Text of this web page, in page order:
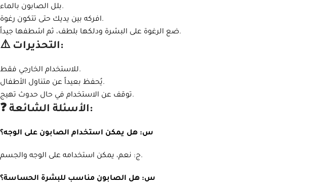
بلل الصابون بالماء.
افركه بين يديك حتى تتكون رغوة.
ضع الرغوة على البشرة ودلكها بلطف، ثم اشطفها جيداً.
⚠️ التحذيرات:
للاستخدام الخارجي فقط.
يُحفظ بعيداً عن متناول الأطفال.
توقف عن الاستخدام في حال حدوث تهيج.
❓ الأسئلة الشائعة:
س: هل يمكن استخدام الصابون على الوجه؟
ج: نعم، يمكن استخدامه على الوجه والجسم.
س: هل الصابون مناسب للبشرة الحساسة؟
Instagram